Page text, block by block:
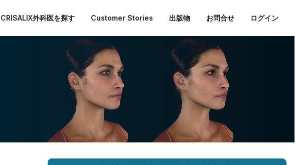
CRISALIX外科医を探す Customer Stories 出版物 お問合せ ログイン